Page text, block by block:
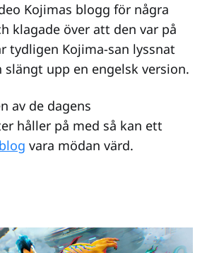
Kojimas blogg för några
klagade över att den var på
tydligen Kojima-san lyssnat
slängt upp en engelsk version.
av de dagens
håller på med så kan ett
vara mödan värd.